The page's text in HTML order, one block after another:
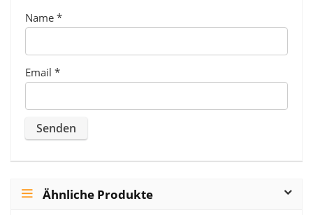
Name *
Email *
Ähnliche Produkte